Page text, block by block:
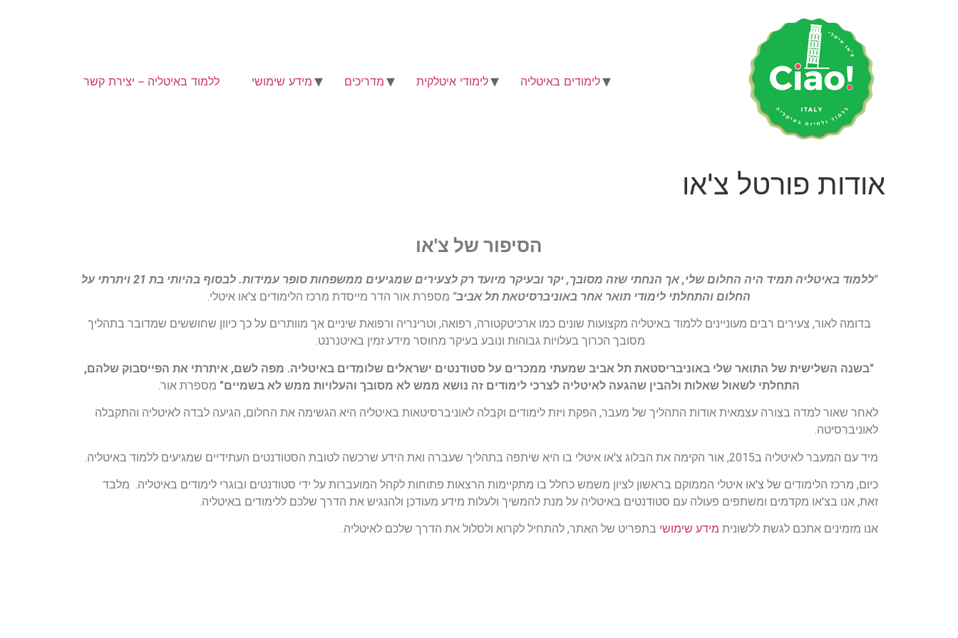
לימודים באיטליה לימודי איטלקית מדריכים מידע שימושי ללמוד באיטליה – יצירת קשר
אודות פורטל צ'או
הסיפור של צ'או
"ללמוד באיטליה תמיד היה החלום שלי, אך הנחתי שזה מסובך, יקר ובעיקר מיועד רק לצעירים שמגיעים ממשפחות סופר עמידות. לבסוף בהיותי בת 21 ויתרתי על
החלום והתחלתי לימודי תואר אחר באוניברסיטאת תל אביב" מספרת אור הדר מייסדת מרכז הלימודים צ'או איטלי.
בדומה לאור, צעירים רבים מעוניינים ללמוד באיטליה מקצועות שונים כמו ארכיטקטורה, רפואה, וטרינריה ורפואת שיניים אך מוותרים על כך כיוון שחוששים שמדובר בתהליך
מסובך הכרוך בעלויות גבוהות ונובע בעיקר מחוסר מידע זמין באיטנרנט.
"בשנה השלישית של התואר שלי באוניבריסטאת תל אביב שמעתי ממכרים על סטודנטים ישראלים שלומדים באיטליה. מפה לשם, איתרתי את הפייסבוק שלהם,
התחלתי לשאול שאלות ולהבין שהגעה לאיטליה לצרכי לימודים זה נושא ממש לא מסובך והעלויות ממש לא בשמיים" מספרת אור.
לאחר שאור למדה בצורה עצמאית אודות התהליך של מעבר, הפקת ויזת לימודים וקבלה לאוניברסיטאות באיטליה היא הגשימה את החלום, הגיעה לבדה לאיטליה והתקבלה
לאוניברסיטה.
מיד עם המעבר לאיטליה ב2015, אור הקימה את הבלוג צ'או איטלי בו היא שיתפה בתהליך שעברה ואת הידע שרכשה לטובת הסטודנטים העתידיים שמגיעים ללמוד באיטליה.
כיום, מרכז הלימודים של צ'או איטלי הממוקם בראשון לציון משמש כחלל בו מתקיימות הרצאות פתוחות לקהל המועברות על ידי סטודנטים ובוגרי לימודים באיטליה. מלבד
זאת, אנו בצ'או מקדמים ומשתפים פעולה עם סטודנטים באיטליה על מנת להמשיך ולעלות מידע מעודכן ולהנגיש את הדרך שלכם ללימודים באיטליה.
אנו מזמינים אתכם לגשת ללשונית מידע שימושי בתפריט של האתר, להתחיל לקרוא ולסלול את הדרך שלכם לאיטליה.